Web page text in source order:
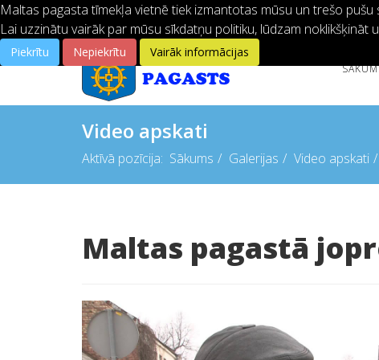
Video apskati
Aktīvā pozīcija: Sākums Galerijas Video apskati
Maltas pagastā
Maltas pagasta tīmekļa vietnē tiek izmantotas mūsu un trešo
Lai uzzinātu vairāk par mūsu sīkdatņu politiku, lūdzam noklikšķināt
Piekrītu Nepiekrītu Vairāk informācijas